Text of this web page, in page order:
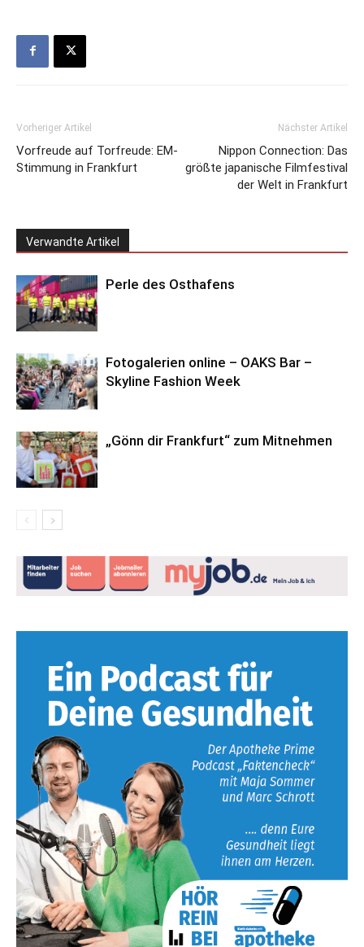
Vorheriger Artikel
Vorfreude auf Torfreude: EM-
Stimmung in Frankfurt
Nächster Artikel
Nippon Connection: Das
größte japanische Filmfestival
der Welt in Frankfurt
Verwandte Artikel
Perle des Osthafens
Fotogalerien online – OAKS Bar –
Skyline Fashion Week
„Gönn dir Frankfurt“ zum Mitnehmen